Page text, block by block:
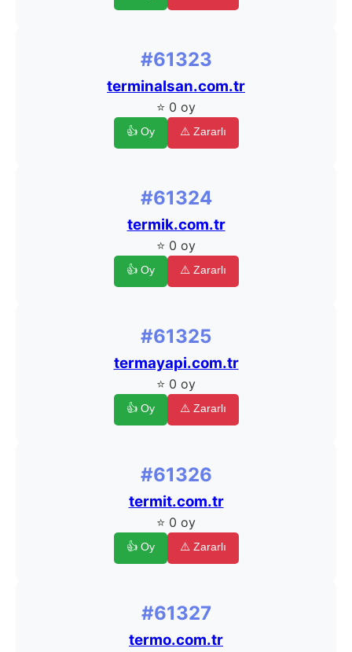
#61323
terminalsan.com.tr
⭐ 0 oy
👍 Oy ⚠️ Zararlı
#61324
termik.com.tr
⭐ 0 oy
👍 Oy ⚠️ Zararlı
#61325
termayapi.com.tr
⭐ 0 oy
👍 Oy ⚠️ Zararlı
#61326
termit.com.tr
⭐ 0 oy
👍 Oy ⚠️ Zararlı
#61327
termo.com.tr